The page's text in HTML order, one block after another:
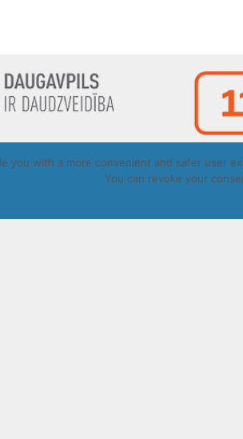
Copyright ©
you with a more convenient and safer user
You can revoke your